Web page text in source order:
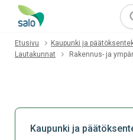
Etusivu Kaupunki ja
Lautakunnat
Rakennus- ja
Kaupunki ja